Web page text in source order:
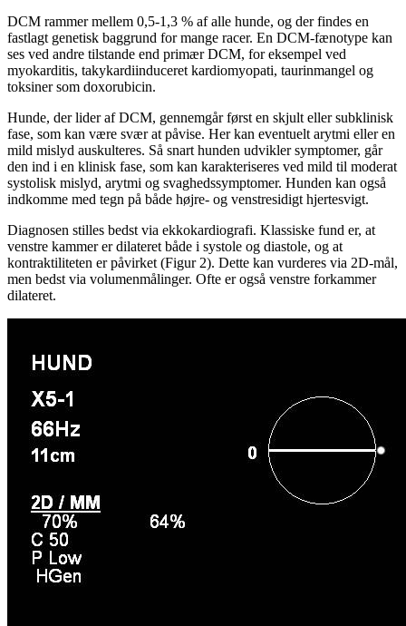
DCM rammer mellem 0,5-1,3 % af alle hunde, og der findes en
fastlagt genetisk baggrund for mange racer. En DCM-fænotype kan
ses ved andre tilstande end primær DCM, for eksempel ved
myokarditis, takykardiinduceret kardiomyopati, taurinmangel og
toksiner som doxorubicin.
Hunde, der lider af DCM, gennemgår først en skjult eller subklinisk
fase, som kan være svær at påvise. Her kan eventuelt arytmi eller en
mild mislyd auskulteres. Så snart hunden udvikler symptomer, går
den ind i en klinisk fase, som kan karakteriseres ved mild til moderat
systolisk mislyd, arytmi og svaghedssymptomer. Hunden kan også
indkomme med tegn på både højre- og venstresidigt hjertesvigt.
Diagnosen stilles bedst via ekkokardiografi. Klassiske fund er, at
venstre kammer er dilateret både i systole og diastole, og at
kontraktiliteten er påvirket (Figur 2). Dette kan vurderes via 2D-mål,
men bedst via volumenmålinger. Ofte er også venstre forkammer
dilateret.